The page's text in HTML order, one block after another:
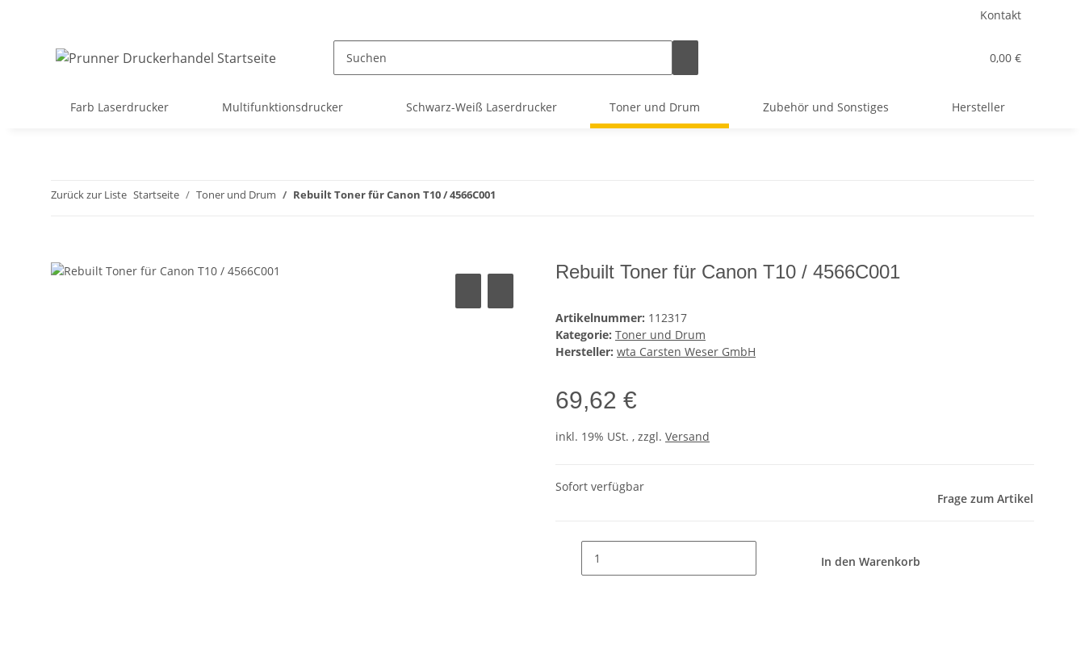
Kontakt
0,00 €
Farb Laserdrucker Multifunktionsdrucker Schwarz-Weiß Laserdrucker Toner und Drum Zubehör und Sonstiges Hersteller
Zurück zur Liste Startseite Toner und Drum Rebuilt Toner für Canon T10 / 4566C001
Rebuilt Toner für Canon T10 / 4566C001
Artikelnummer: 112317
Kategorie: Toner und Drum
Hersteller: wta Carsten Weser GmbH
69,62 €
inkl. 19% USt. , zzgl. Versand
Sofort verfügbar
Frage zum Artikel
In den Warenkorb